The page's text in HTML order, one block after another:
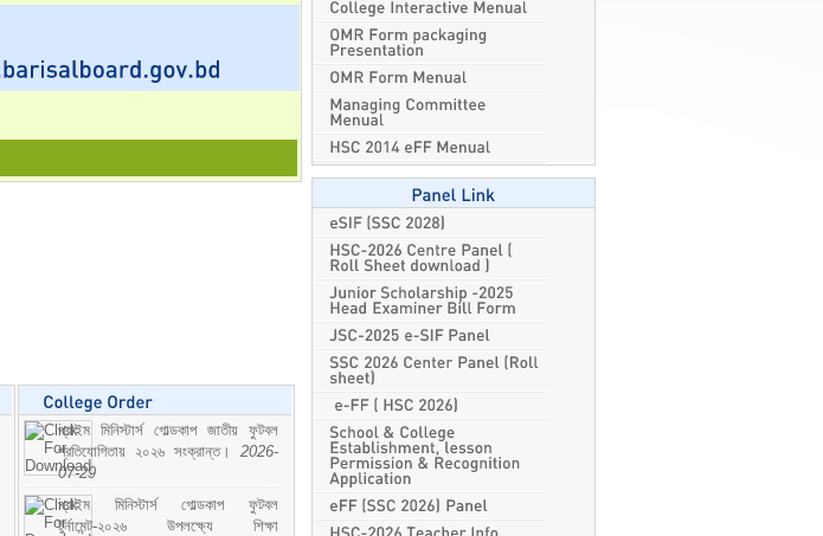
প্রাইম মিনিস্টার্স গোল্ডকাপ জাতীয় ফুটবল
প্রতিযোগিতায় ২০২৬ সংক্রান্ত। 2026-
07-29
প্রাইম মিনিস্টার্স গোল্ডকাপ ফুটবল
টুর্নামেন্ট-২০২৬ উপলক্ষ্যে শিক্ষা